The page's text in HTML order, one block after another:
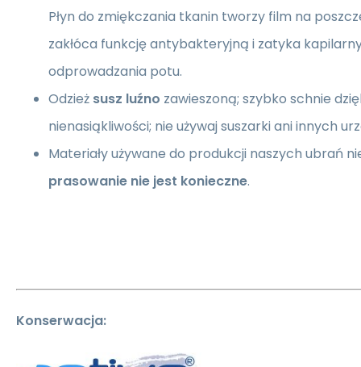
Płyn do zmiękczania tkanin tworzy film na
zakłóca funkcję antybakteryjną i zatyka
odprowadzania potu.
Odzież susz luźno zawieszoną; szybko schnie
nienasiąkliwości; nie używaj suszarki ani innych
Materiały używane do produkcji naszych ubrań
prasowanie nie jest konieczne.
Konserwacja: